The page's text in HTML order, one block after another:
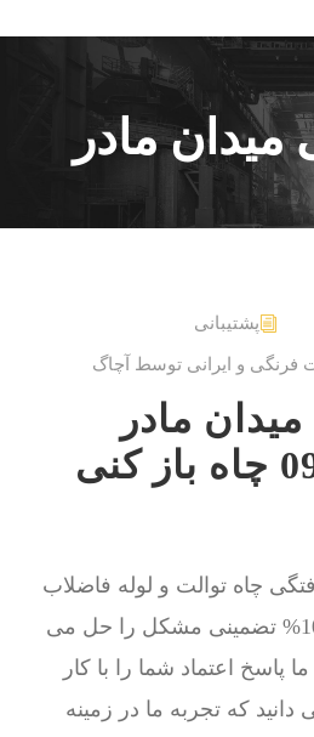
میدان مادر
پشتیبانی
فرنگی و ایرانی توسط آچاگ
مادر
09129615767 چاه باز کنی
چاه توالت و لوله فاضلاب
است. ما به صورت 100% تضمینی مشکل را حل می
پاسخ اعتماد شما را با کار
که تجربه ما در زمینه